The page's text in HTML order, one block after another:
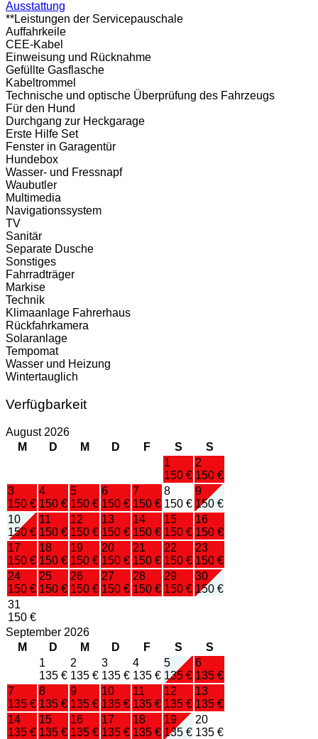
Ausstattung
**Leistungen der Servicepauschale
Auffahrkeile
CEE-Kabel
Einweisung und Rücknahme
Gefüllte Gasflasche
Kabeltrommel
Technische und optische Überprüfung des Fahrzeugs
Für den Hund
Durchgang zur Heckgarage
Erste Hilfe Set
Fenster in Garagentür
Hundebox
Wasser- und Fressnapf
Waubutler
Multimedia
Navigationssystem
TV
Sanitär
Separate Dusche
Sonstiges
Fahrradträger
Markise
Technik
Klimaanlage Fahrerhaus
Rückfahrkamera
Solaranlage
Tempomat
Wasser und Heizung
Wintertauglich
Verfügbarkeit
August 2026
M
D M D F S
S
1
150 €
2
150 €
3
150 €
4
150 €
5
150 €
6
150 €
7
150 €
8
150 €
9
150 €
10
150 €
11
150 €
12
150 €
13
150 €
14
150 €
15
150 €
16
150 €
17
150 €
18
150 €
19
150 €
20
150 €
21
150 €
22
150 €
23
150 €
24
150 €
25
150 €
26
150 €
27
150 €
28
150 €
29
150 €
30
150 €
31
150 €
September 2026
M
D M D F S
S
1
135 €
2
135 €
3
135 €
4
135 €
5
135 €
6
135 €
7
135 €
8
135 €
9
135 €
10
135 €
11
135 €
12
135 €
13
135 €
14
135 €
15
135 €
16
135 €
17
135 €
18
135 €
19
135 €
20
135 €